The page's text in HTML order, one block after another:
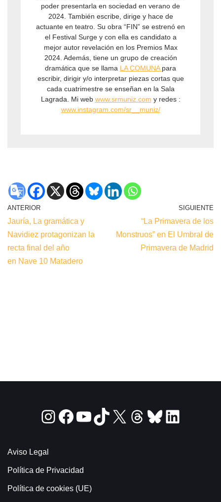
poder presentarla en sociedad en verano de
2024. También escribe, dirige y hace de
actuante en teatro. Su obra “FIN” se estrenó en
el Festival Surge y con ella es candidato a
mejor autor revelación en los Premios Max
2024. Además, tiene un grupo de creación
dramática que se llama LA COMUNA para
escribir, dirigir y/o interpretar piezas cortas que
cada cuatrimestre se enseñan en la Sala
Lagrada. Mi web www.srmuniz.com y redes :
www.instagram.com/sr__muniz/
ANTERIOR
Jauría, La gramática y
Navidiez protagonizan la
recta final del año
en Nave 10 Matadero
SIGUIENTE
“La Primavera de los
Monstruos” en El Umbral de
Primavera de Madrid
Aviso Legal
Política de Privacidad
Política de cookies (UE)